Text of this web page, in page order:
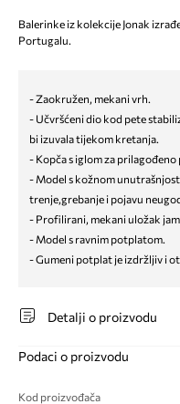
Balerinke iz kolekcije Jonak
Portugalu.
- Zaokružen, mekani vrh.
- Učvršćeni dio kod pete
bi izuvala tijekom kretanja.
- Kopča s iglom za prilagođeno
- Model s kožnom
trenje,grebanje i pojavu
- Profilirani, mekani uložak
- Model s ravnim potplatom.
- Gumeni potplat je izdržljiv i
Detalji o proizvodu
Podaci o proizvodu
Kod proizvođača